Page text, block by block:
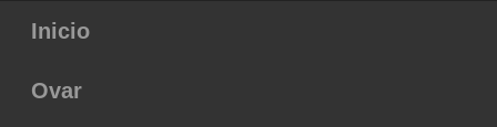
Inicio
Ovar